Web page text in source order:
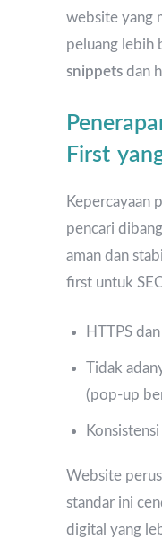
website yang
peluang lebih
snippets dan
First
Kepercayaan
pencari
aman dan
first untuk
HTTPS
Tidak
(pop-up
Website
standar ini
digital yang